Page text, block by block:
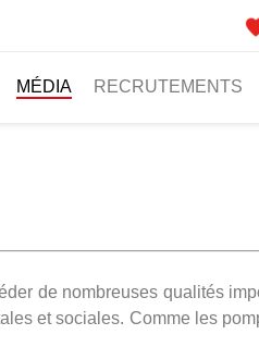
MÉDIA RECRUTEMENTS
de nombreuses qualités
et sociales. Comme les